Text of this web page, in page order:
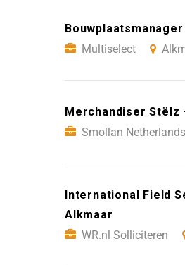
Multiselect
Merchandiser Stëlz
Smollan Netherlands
International Field
Alkmaar
WR.nl Solliciteren